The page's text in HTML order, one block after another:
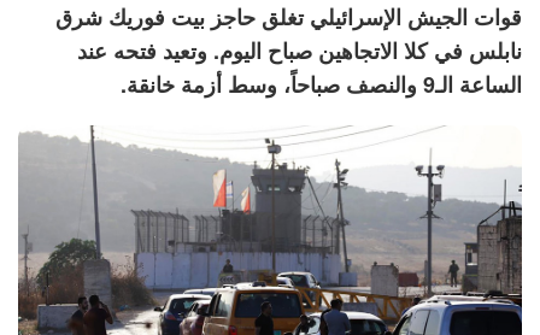
قوات الجيش الإسرائيلي تغلق حاجز بيت فوريك شرق
نابلس في كلا الاتجاهين صباح اليوم. وتعيد فتحه عند
الساعة الـ9 والنصف صباحاً، وسط أزمة خانقة.